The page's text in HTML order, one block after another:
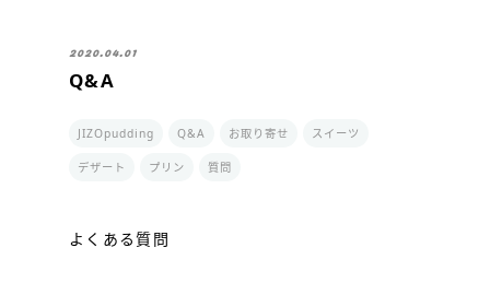
2020.04.01
Q&A
JIZOpudding Q&A お取り寄せ スイーツ
デザート プリン 質問
よくある質問